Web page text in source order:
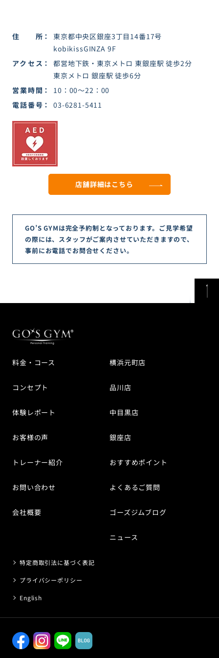
住所
東京都中央区銀座3丁目14番17号
kobikissGINZA 9F
アクセス
都営地下鉄・東京メトロ 東銀座駅 徒歩2分
東京メトロ 銀座駅 徒歩6分
営業時間
10：00～22：00
電話番号
03-6281-5411
店舗詳細はこちら
GO’S GYMは完全予約制となっております。ご見学希望
の際には、スタッフがご案内させていただきますので、
事前にお電話でお問合せください。
料金・コース
コンセプト
体験レポート
お客様の声
トレーナー紹介
お問い合わせ
会社概要
横浜元町店
品川店
中目黒店
銀座店
おすすめポイント
よくあるご質問
ゴーズジムブログ
ニュース
特定商取引法に基づく表記
プライバシーポリシー
English